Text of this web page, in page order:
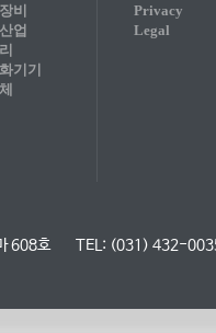
비
업
기기
Privacy
Legal
608호 TEL: (031) 432-